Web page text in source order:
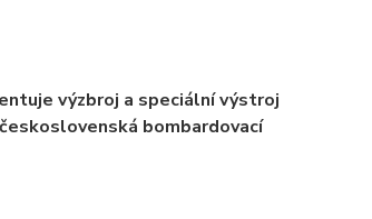
výzbroj a speciální výstroj
bombardovací